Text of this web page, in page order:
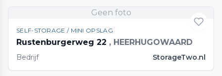
Geen foto
SELF-STORAGE / MINI OPSLAG
Rustenburgerweg 22 , HEERHUGOWAARD
Bedrijf StorageTwo.nl